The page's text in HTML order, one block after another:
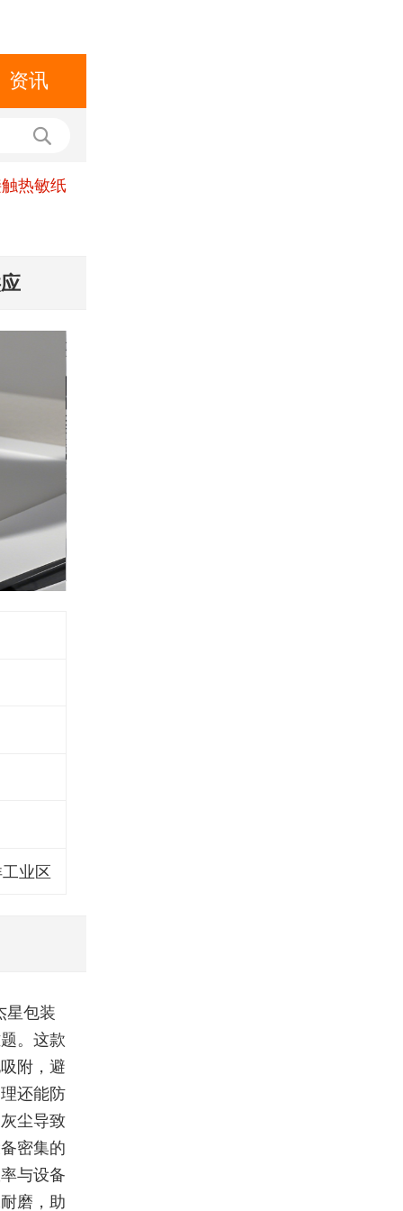
资讯
热敏纸
业区
星包装
。这款
附，避
还能防
尘导致
密集的
与设备
磨，助